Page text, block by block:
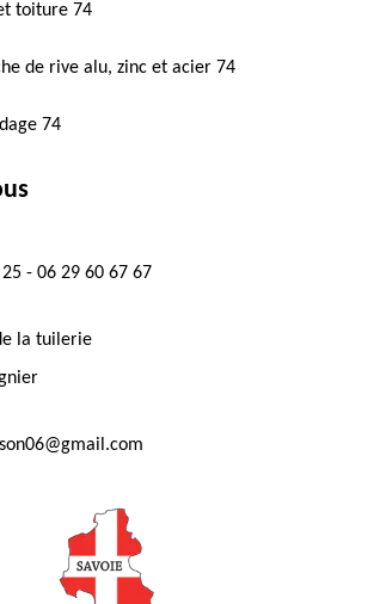
toiture 74
de rive alu, zinc et acier 74
74
- 06 29 60 67 67
la tuilerie